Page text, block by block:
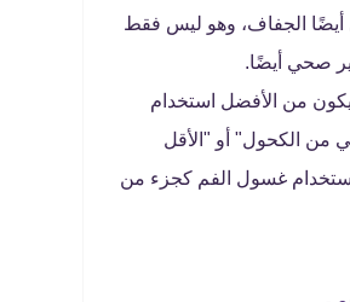
الجفاف، وهو ليس فقط
صحي أيضًا.
يكون من الأفضل استخدام
من الكحول" أو "الأقل
غسول الفم كجزء من